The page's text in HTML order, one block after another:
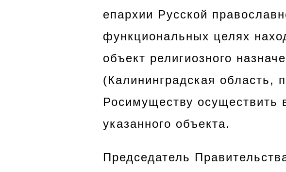
епархии Русской
функциональных целях
объект религиозного
(Калининградская область,
Росимуществу осуществить
указанного объекта.
Председатель